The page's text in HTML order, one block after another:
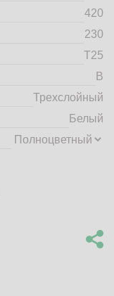
420
230
Т25
B
Трехслойный
Белый